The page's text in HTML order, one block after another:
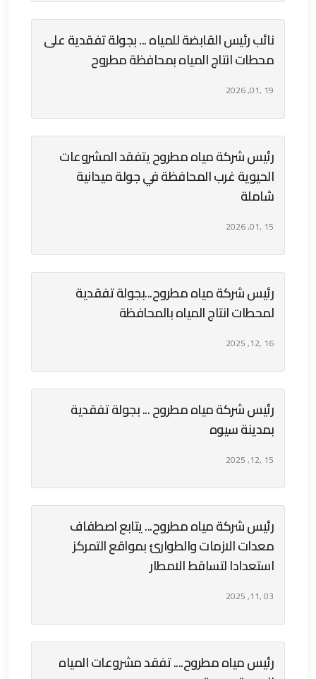
نائب رئيس القابضة للمياه ... بجولة تفقدية على
محطات انتاج المياه بمحافظة مطروح
19 ,01, 2026
رئيس شركة مياه مطروح يتفقد المشروعات
الحيوية غرب المحافظة في جولة ميدانية
شاملة
15 ,01, 2026
رئيس شركة مياه مطروح...بجولة تفقدية
لمحطات انتاج المياه بالمحافظة
16 ,12, 2025
رئيس شركة مياه مطروح ... بجولة تفقدية
بمدينة سيوه
15 ,12, 2025
رئيس شركة مياه مطروح... يتابع اصطفاف
معدات الازمات والطوارئ بمواقع التمركز
استعدادا لتساقط الامطار
03 ,11, 2025
رئيس مياه مطروح.... تفقد مشروعات المياه